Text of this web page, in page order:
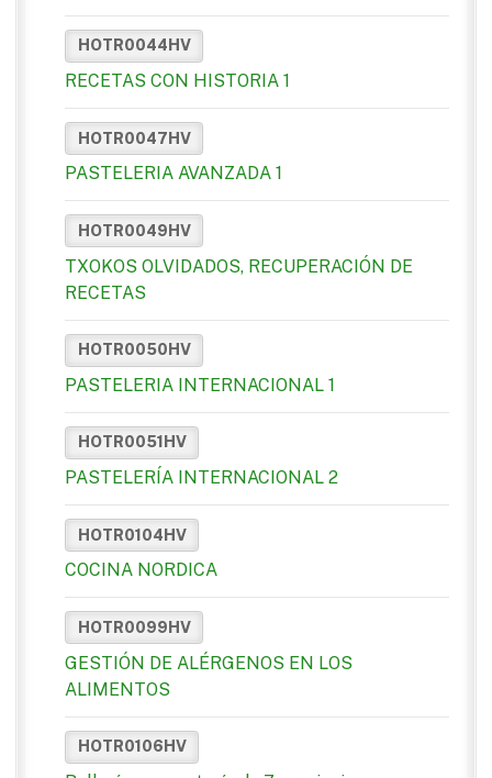
HOTR0044HV
RECETAS CON HISTORIA 1
HOTR0047HV
PASTELERIA AVANZADA 1
HOTR0049HV
TXOKOS OLVIDADOS, RECUPERACIÓN DE
RECETAS
HOTR0050HV
PASTELERIA INTERNACIONAL 1
HOTR0051HV
PASTELERÍA INTERNACIONAL 2
HOTR0104HV
COCINA NORDICA
HOTR0099HV
GESTIÓN DE ALÉRGENOS EN LOS
ALIMENTOS
HOTR0106HV